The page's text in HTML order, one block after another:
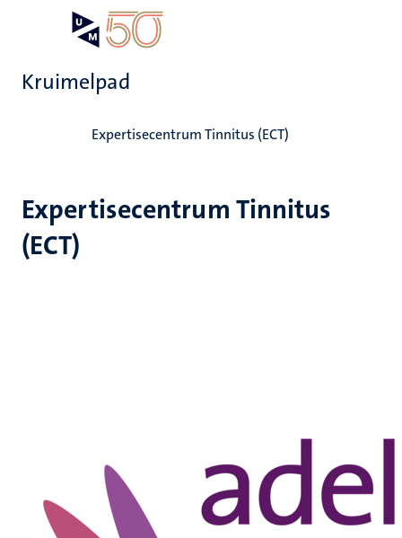
Kruimelpad
Expertisecentrum Tinnitus (ECT)
Expertisecentrum Tinnitus
(ECT)